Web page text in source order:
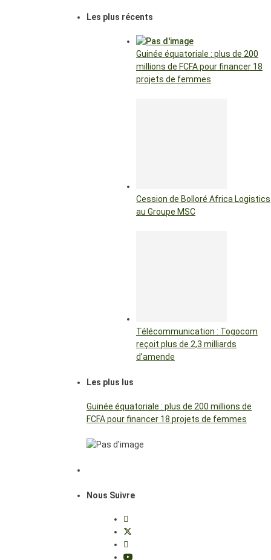
Les plus récents
Guinée équatoriale : plus de 200
millions de FCFA pour financer 18
projets de femmes
Cession de Bolloré Africa Logistics
au Groupe MSC
Télécommunication : Togocom
reçoit plus de 2,3 milliards
d’amende
Les plus lus
Guinée équatoriale : plus de 200 millions de
FCFA pour financer 18 projets de femmes
Nous Suivre